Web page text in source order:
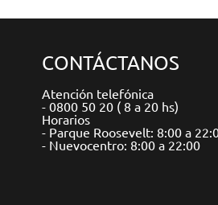
CONTÁCTANOS
Atención telefónica
- 0800 50 20 ( 8 a 20 hs)
Horarios
- Parque Roosevelt: 8:00 a
- Nuevocentro: 8:00 a 22:00